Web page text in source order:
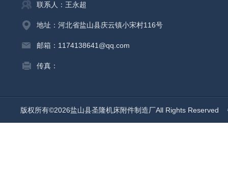
联系人：王永超
地址：河北省盐山县庆云镇小宋村116号
邮箱：1174138641@qq.com
传真：
版权所有©2026盐山县圣隆机床附件制造厂All Rights Reserved